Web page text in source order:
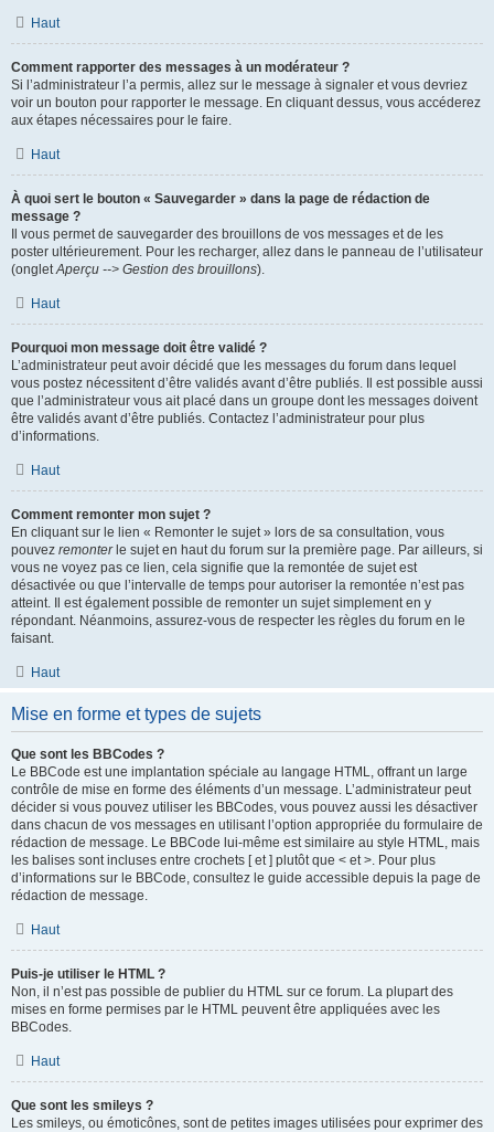
Haut
Comment rapporter des messages à un modérateur ?
Si l’administrateur l’a permis, allez sur le message à signaler et vous devriez
voir un bouton pour rapporter le message. En cliquant dessus, vous accéderez
aux étapes nécessaires pour le faire.
Haut
À quoi sert le bouton « Sauvegarder » dans la page de rédaction de
message ?
Il vous permet de sauvegarder des brouillons de vos messages et de les
poster ultérieurement. Pour les recharger, allez dans le panneau de l’utilisateur
(ongletAperçu --> Gestion des brouillons).
Haut
Pourquoi mon message doit être validé ?
L’administrateur peut avoir décidé que les messages du forum dans lequel
vous postez nécessitent d’être validés avant d’être publiés. Il est possible aussi
que l’administrateur vous ait placé dans un groupe dont les messages doivent
être validés avant d’être publiés. Contactez l’administrateur pour plus
d’informations.
Haut
Comment remonter mon sujet ?
En cliquant sur le lien « Remonter le sujet » lors de sa consultation, vous
pouvez remonterle sujet en haut du forum sur la première page. Par ailleurs, si
vous ne voyez pas ce lien, cela signifie que la remontée de sujet est
désactivée ou que l’intervalle de temps pour autoriser la remontée n’est pas
atteint. Il est également possible de remonter un sujet simplement en y
répondant. Néanmoins, assurez-vous de respecter les règles du forum en le
faisant.
Haut
Mise en forme et types de sujets
Que sont les BBCodes ?
Le BBCode est une implantation spéciale au langage HTML, offrant un large
contrôle de mise en forme des éléments d’un message. L’administrateur peut
décider si vous pouvez utiliser les BBCodes, vous pouvez aussi les désactiver
dans chacun de vos messages en utilisant l’option appropriée du formulaire de
rédaction de message. Le BBCode lui-même est similaire au style HTML, mais
les balises sont incluses entre crochets [ et ] plutôt que < et >. Pour plus
d’informations sur le BBCode, consultez le guide accessible depuis la page de
rédaction de message.
Haut
Puis-je utiliser le HTML ?
Non, il n’est pas possible de publier du HTML sur ce forum. La plupart des
mises en forme permises par le HTML peuvent être appliquées avec les
BBCodes.
Haut
Que sont les smileys ?
Les smileys, ou émoticônes, sont de petites images utilisées pour exprimer des